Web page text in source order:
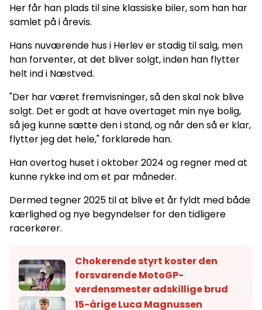
Her får han plads til sine klassiske biler, som han har
samlet på i årevis.
Hans nuværende hus i Herlev er stadig til salg, men
han forventer, at det bliver solgt, inden han flytter
helt ind i Næstved.
"Der har været fremvisninger, så den skal nok blive
solgt. Det er godt at have overtaget min nye bolig,
så jeg kunne sætte den i stand, og når den så er klar,
flytter jeg det hele," forklarede han.
Han overtog huset i oktober 2024 og regner med at
kunne rykke ind om et par måneder.
Dermed tegner 2025 til at blive et år fyldt med både
kærlighed og nye begyndelser for den tidligere
racerkører.
Chokerende styrt koster den
forsvarende MotoGP-
verdensmester adskillige brud
15-årige Luca Magnussen